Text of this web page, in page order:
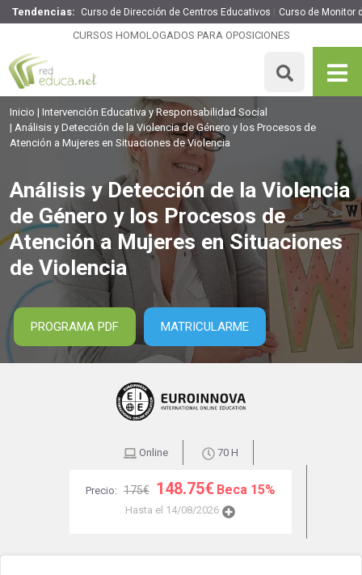
Tendencias: Curso de Dirección de Centros Educativos Curso de Monitor
CURSOS HOMOLOGADOS PARA OPOSICIONES
Análisis y Detección de la Violencia de Género y los
Procesos de Atención a Mujeres en Situaciones de
Violencia
70 H 175€ 148.75€
MATRICULARME
Inicio
Intervención Educativa y Responsabilidad Social
Análisis y Detección de la Violencia de Género y los Procesos de
Atención a Mujeres en Situaciones de Violencia
Análisis y Detección de la Violencia
de Género y los Procesos de
Atención a Mujeres en Situaciones
de Violencia
PROGRAMA PDF MATRICULARME
Online 70 H
Precio: 175€ 148.75€ Beca 15%
Hasta el 14/08/2026